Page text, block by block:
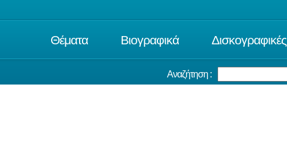
Θέματα Βιογραφικά Δισκογραφικές
Αναζήτηση :